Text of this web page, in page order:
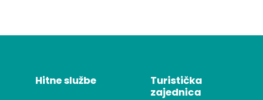
Hitne službe
Turistička
zajednica